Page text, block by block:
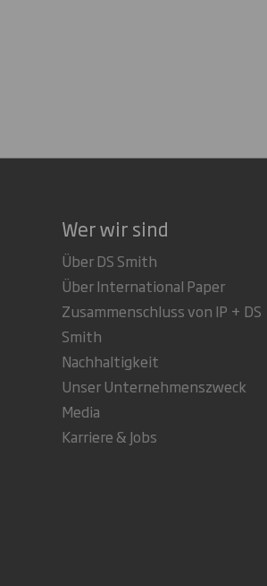
Wer wir sind
Über DS Smith
Über International Paper
Zusammenschluss von IP + DS
Smith
Nachhaltigkeit
Unser Unternehmenszweck
Media
Karriere & Jobs